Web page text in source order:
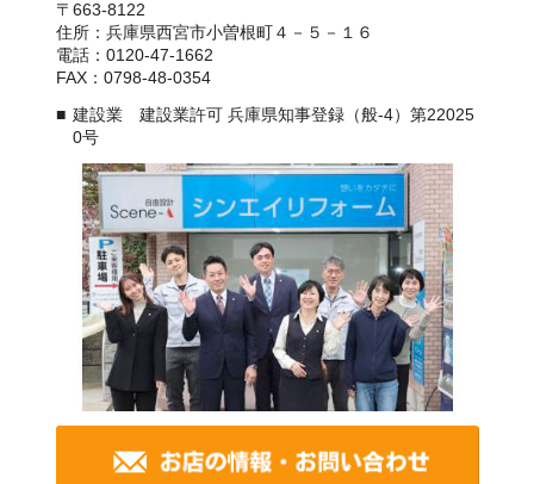
〒663-8122
住所：兵庫県西宮市小曽根町４－５－１６
電話：0120-47-1662
FAX：0798-48-0354
建設業 建設業許可 兵庫県知事登録（般-4）第22025
0号